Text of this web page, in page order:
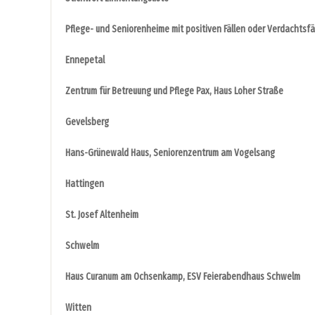
Pflege- und Seniorenheime mit positiven Fällen oder
Ennepetal
Zentrum für Betreuung und Pflege Pax, Haus Loher Straße
Gevelsberg
Hans-Grünewald Haus, Seniorenzentrum am Vogelsang
Hattingen
St. Josef Altenheim
Schwelm
Haus Curanum am Ochsenkamp, ESV Feierabendhaus Schwelm
Witten